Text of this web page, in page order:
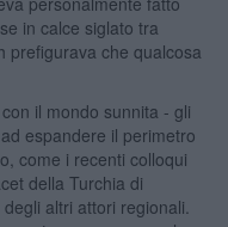
in calce siglato tra
prefigurava che qualcosa
il mondo sunnita - gli
espandere il perimetro
come i recenti colloqui
della Turchia di
altri attori regionali.